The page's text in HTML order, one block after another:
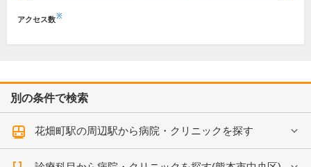
アクセス数※
別の条件で検索
花畑町駅の周辺駅から病院・クリニックを探す